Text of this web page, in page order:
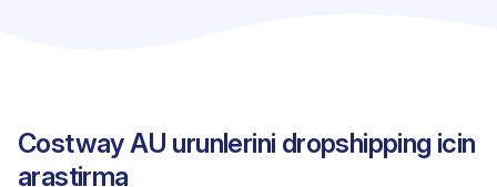
Costway AU urunlerini dropshipping icin
arastirma